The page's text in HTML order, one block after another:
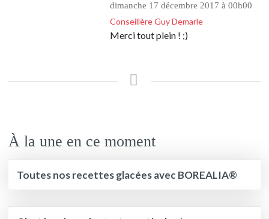
dimanche 17 décembre 2017 à 00h00
Conseillère Guy Demarle
Merci tout plein ! ;)
À la une en ce moment
Toutes nos recettes glacées avec BOREALIA®